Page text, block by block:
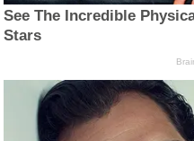
See The Incredible
Stars